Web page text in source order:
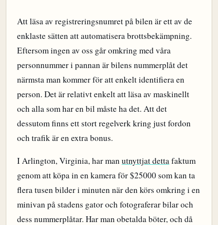
Att läsa av registreringsnumret på bilen är ett av de
enklaste sätten att automatisera brottsbekämpning.
Eftersom ingen av oss går omkring med våra
personnummer i pannan är bilens nummerplåt det
närmsta man kommer för att enkelt identifiera en
person. Det är relativt enkelt att läsa av maskinellt
och alla som har en bil måste ha det. Att det
dessutom finns ett stort regelverk kring just fordon
och trafik är en extra bonus.
I Arlington, Virginia, har manutnyttjat dettafaktum
genom att köpa in en kamera för $25000 som kan ta
flera tusen bilder i minuten när den körs omkring i en
minivan på stadens gator och fotograferar bilar och
dess nummerplåtar. Har man obetalda böter, och då